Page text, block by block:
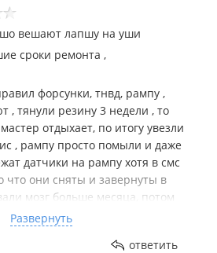
вешают лапшу на уши
сроки ремонта ,
форсунки, тнвд, рампу ,
, тянули резину 3 недели , то
отдыхает, по итогу увезли
, рампу просто помыли и даже
датчики на рампу хотя в смс
что они сняты и завернуты в
мозг больше месяца, потом
датчик как был свернут так и
без муфты , они забыли её
где датчик говорят что их не
Развернуть
ответить